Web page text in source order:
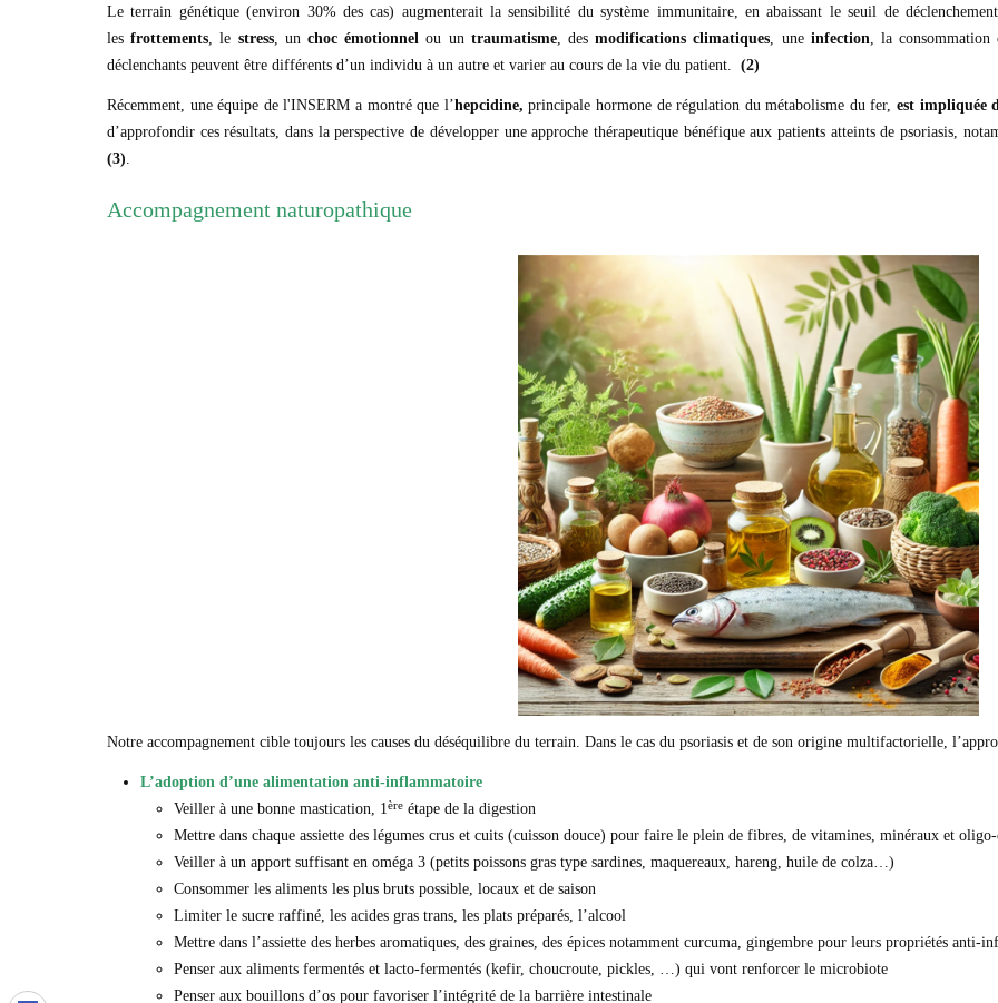
Le terrain génétique (environ 30% des cas) augmenterait la sensibilité du système immunitaire, en abaissant le seuil de
lesfrottements, le stress, unchoc émotionnel ou un traumatisme, desmodifications climatiques, une infection, la consommation
déclenchants peuvent être différents d’un individu à un autre et varier au cours de la vie du patient. (2)
Récemment, une équipe de l'INSERM a montré que l’hepcidine, principale hormone de régulation du métabolisme du fer, est impliquée
d’approfondir ces résultats, dans la perspective de développer une approche thérapeutique bénéfique aux patients atteints de psoriasis,
(3).
Accompagnement naturopathique
Notre accompagnement cible toujours les causes du déséquilibre du terrain. Dans le cas du psoriasis et de son origine multifactorielle,
L’adoption d’une alimentation anti-inflammatoire
Veiller à une bonne mastication, 1ère étape de la digestion
Mettre dans chaque assiette des légumes crus et cuits (cuisson douce) pour faire le plein de fibres, de vitamines, minéraux et oligo-
Veiller à un apport suffisant en oméga 3 (petits poissons gras type sardines, maquereaux, hareng, huile de colza…)
Consommer les aliments les plus bruts possible, locaux et de saison
Limiter le sucre raffiné, les acides gras trans, les plats préparés, l’alcool
Mettre dans l’assiette des herbes aromatiques, des graines, des épices notamment curcuma, gingembre pour leurs propriétés anti-
Penser aux aliments fermentés et lacto-fermentés (kefir, choucroute, pickles, …) qui vont renforcer le microbiote
Penser aux bouillons d’os pour favoriser l’intégrité de la barrière intestinale